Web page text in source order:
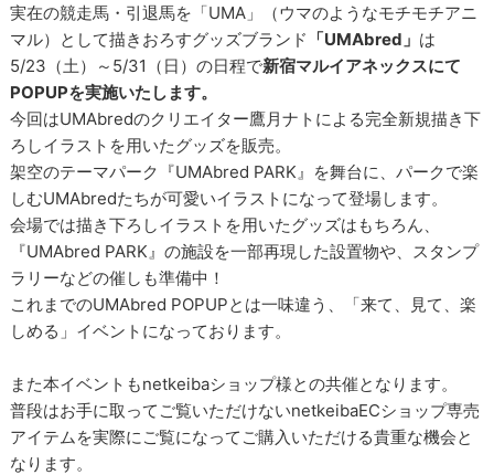
実在の競走馬・引退馬を「UMA」（ウマのようなモチモチアニ
マル）として描きおろすグッズブランド 「UMAbred」 は
5/23（土）～5/31（日）の日程で新宿マルイアネックスにて
POPUPを実施いたします。
今回はUMAbredのクリエイター鷹月ナトによる完全新規描き下
ろしイラストを用いたグッズを販売。
架空のテーマパーク『UMAbred PARK』を舞台に、パークで楽
しむUMAbredたちが可愛いイラストになって登場します。
会場では描き下ろしイラストを用いたグッズはもちろん、
『UMAbred PARK』の施設を一部再現した設置物や、スタンプ
ラリーなどの催しも準備中！
これまでのUMAbred POPUPとは一味違う、「来て、見て、楽
しめる」イベントになっております。
また本イベントもnetkeibaショップ様との共催となります。
普段はお手に取ってご覧いただけないnetkeibaECショップ専売
アイテムを実際にご覧になってご購入いただける貴重な機会と
なります。